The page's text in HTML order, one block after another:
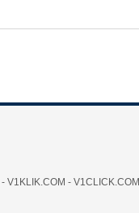
- V1CLICK.COM